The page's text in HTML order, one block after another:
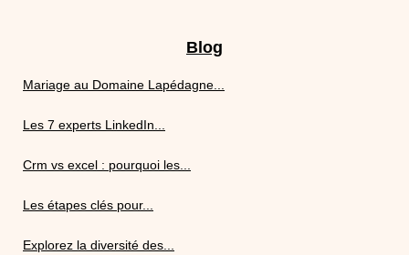
Blog
Mariage au Domaine Lapédagne...
Les 7 experts LinkedIn...
Crm vs excel : pourquoi les...
Les étapes clés pour...
Explorez la diversité des...